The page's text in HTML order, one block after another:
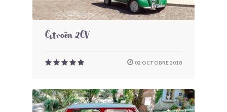
Citroën 2CV
02 OCTOBRE 2018